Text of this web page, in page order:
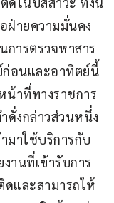
ฝ่ายความมั่นคง
การตรวจหาสาร
ก่อนและอาทิตย์นี้
าที่ทางราชการ
ดั่งกล่าวส่วนหนึ่ง
าใช้บริการกับ
านที่เข้ารับการ
ดและสามารถให้